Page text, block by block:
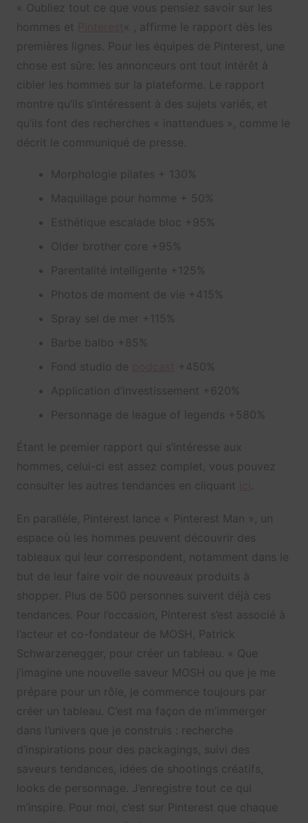
« Oubliez tout ce que vous pensiez savoir sur les
hommes et
« , affirme le rapport dès les
premières lignes. Pour les équipes de Pinterest, une
chose est sûre: les annonceurs ont tout intérêt à
cibler les hommes sur la plateforme. Le rapport
montre qu’ils s’intéressent à des sujets variés, et
qu’ils font des recherches « inattendues », comme le
décrit le communiqué de presse.
Morphologie pilates + 130%
Maquillage pour homme + 50%
Esthétique escalade bloc +95%
Older brother core +95%
Parentalité intelligente +125%
Photos de moment de vie +415%
Spray sel de mer +115%
Barbe balbo +85%
Fond studio de
+450%
Application d’investissement +620%
Personnage de league of legends +580%
Étant le premier rapport qui s’intéresse aux
hommes, celui-ci est assez complet, vous pouvez
consulter les autres tendances en cliquant
En parallèle, Pinterest lance « Pinterest Man », un
espace où les hommes peuvent découvrir des
tableaux qui leur correspondent, notamment dans le
but de leur faire voir de nouveaux produits à
shopper. Plus de 500 personnes suivent déjà ces
tendances. Pour l’occasion, Pinterest s’est associé à
l’acteur et co-fondateur de MOSH, Patrick
Schwarzenegger, pour créer un tableau. « Que
j’imagine une nouvelle saveur MOSH ou que je me
prépare pour un rôle, je commence toujours par
créer un tableau. C’est ma façon de m’immerger
dans l’univers que je construis : recherche
d’inspirations pour des packagings, suivi des
saveurs tendances, idées de shootings créatifs,
looks de personnage. J’enregistre tout ce qui
m’inspire. Pour moi, c’est sur Pinterest que chaque